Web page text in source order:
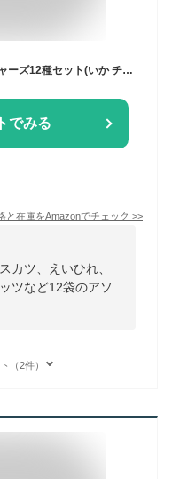
おかしな仲間たち 宅飲おつまみ ネイチャーズ12種セット(いか チーズスティック ソースカツ えいひれ 貝ひも 柿の種 ミックスナッツ うずらの卵) 計12袋
でみる
と在庫をAmazonでチェック >>
カツ、えいひれ、
ツなど12袋のアソ
（2件）